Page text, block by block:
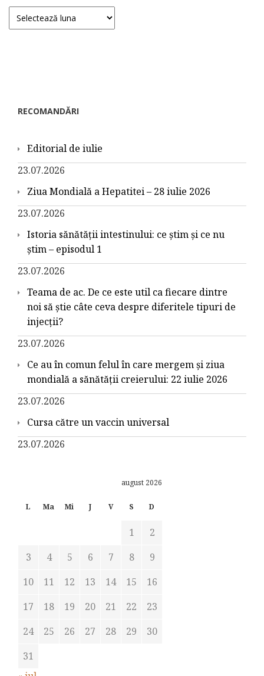
Arhive
RECOMANDĂRI
Editorial de iulie
23.07.2026
Ziua Mondială a Hepatitei – 28 iulie 2026
23.07.2026
Istoria sănătății intestinului: ce știm și ce nu
știm – episodul 1
23.07.2026
Teama de ac. De ce este util ca fiecare dintre
noi să știe câte ceva despre diferitele tipuri de
injecții?
23.07.2026
Ce au în comun felul în care mergem și ziua
mondială a sănătății creierului: 22 iulie 2026
23.07.2026
Cursa către un vaccin universal
23.07.2026
august 2026
L Ma Mi J V S D
1
2
3
4 5 6 7 8
9
10
11 12 13 14 15
16
17
18 19 20 21 22
23
24
25 26 27 28 29
30
31